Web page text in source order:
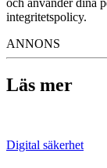
och använder dina
integritetspolicy.
ANNONS
Läs mer
Digital säkerhet